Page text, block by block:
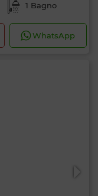
1 Bagno
WhatsApp